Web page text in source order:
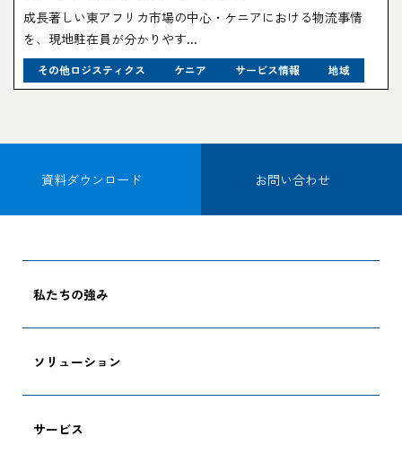
成長著しい東アフリカ市場の中心・ケニアにおける物流事情
を、現地駐在員が分かりやす...
その他ロジスティクス ケニア サービス情報 地域
資料ダウンロード お問い合わせ
私たちの強み
ソリューション
サービス